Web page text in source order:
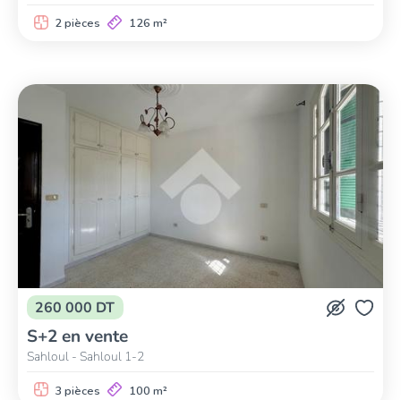
2 pièces 126 m²
260 000 DT
S+2 en vente
Sahloul - Sahloul 1-2
3 pièces 100 m²